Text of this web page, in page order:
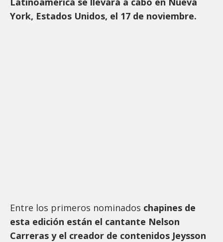
York, Estados Unidos, el 17 de noviembre.
Entre los primeros nominados chapines de
esta edición están el cantante Nelson
Carreras y el creador de contenidos Jeysson